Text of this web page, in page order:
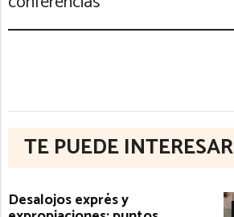
TE PUEDE INTERESAR
Desalojos exprés y